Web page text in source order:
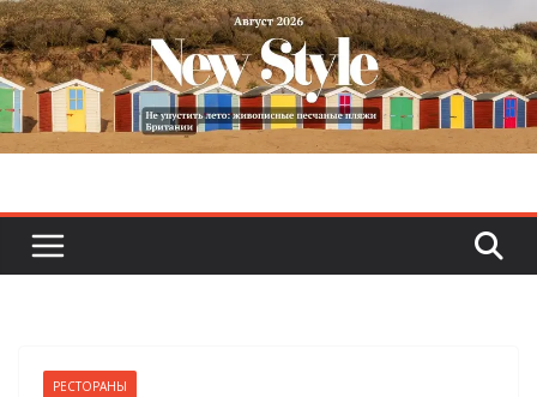
Skip
to
content
РЕСТОРАНЫ